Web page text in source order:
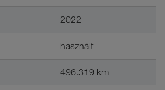
2022
használt
496.319 km